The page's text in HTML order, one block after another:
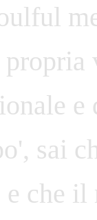
e
sai
che il